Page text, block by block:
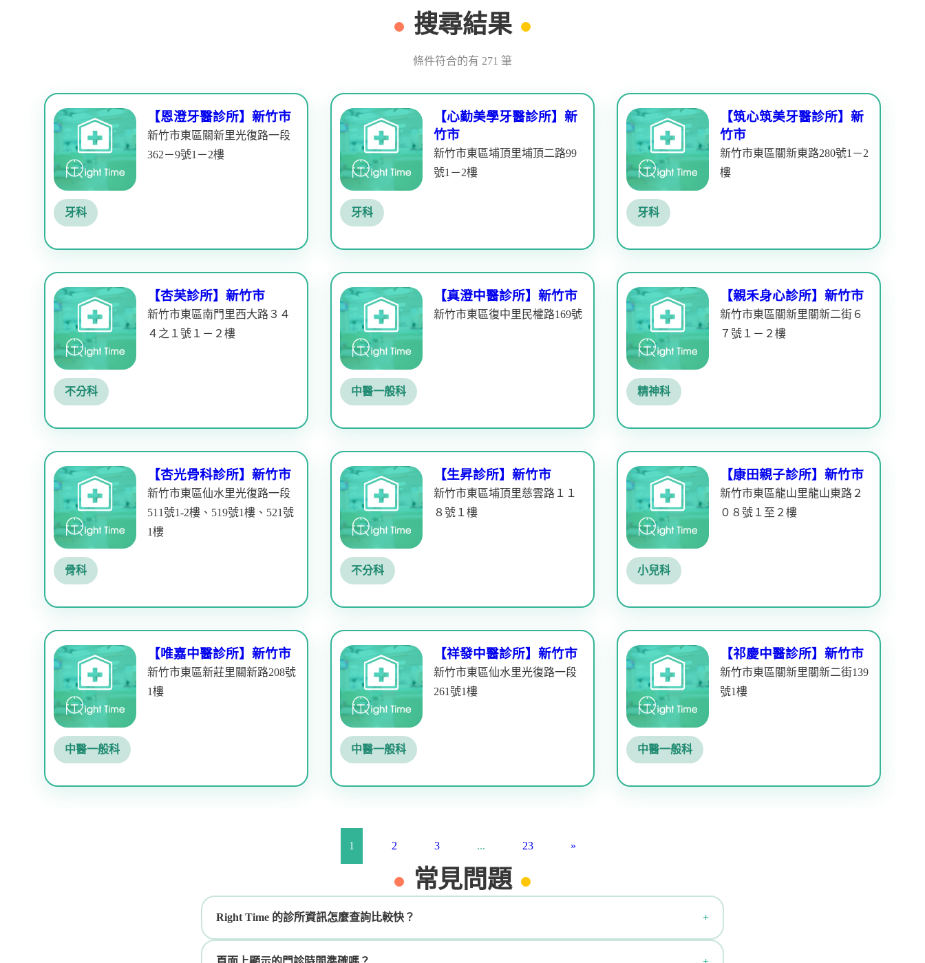
搜尋結果
條件符合的有 271 筆
【恩澄牙醫診所】新竹市
新竹市東區關新里光復路一段
362－9號1－2樓
牙科
【心勤美學牙醫診所】新
竹市
新竹市東區埔頂里埔頂二路99
號1－2樓
牙科
【筑心筑美牙醫診所】新
竹市
新竹市東區關新東路280號1－2
樓
牙科
【杏芙診所】新竹市
新竹市東區南門里西大路３４
４之１號１－２樓
不分科
【真澄中醫診所】新竹市
新竹市東區復中里民權路169號
中醫一般科
【親禾身心診所】新竹市
新竹市東區關新里關新二街６
７號１－２樓
精神科
【杏光骨科診所】新竹市
新竹市東區仙水里光復路一段
511號1-2樓、519號1樓、521號
1樓
骨科
【生昇診所】新竹市
新竹市東區埔頂里慈雲路１１
８號１樓
不分科
【康田親子診所】新竹市
新竹市東區龍山里龍山東路２
０８號１至２樓
小兒科
【唯嘉中醫診所】新竹市
新竹市東區新莊里關新路208號
1樓
中醫一般科
【祥發中醫診所】新竹市
新竹市東區仙水里光復路一段
261號1樓
中醫一般科
【祁慶中醫診所】新竹市
新竹市東區關新里關新二街139
號1樓
中醫一般科
1 2 3 ... 23 »
常見問題
Right Time 的診所資訊怎麼查詢比較快？